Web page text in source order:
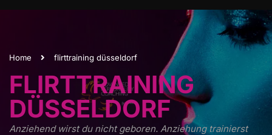
Home flirttraining düsseldorf
FLIRTTRAINING
DÜSSELDORF
Anziehend wirst du nicht geboren. Anziehung trainierst